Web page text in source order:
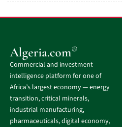
Algeria.com®
Commercial and investment
intelligence platform for one of
Africa’s largest economy — energy
transition, critical minerals,
industrial manufacturing,
pharmaceuticals, digital economy,